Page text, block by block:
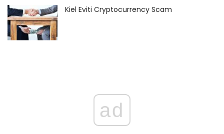
Kiel Eviti Cryptocurrency Scam
ad